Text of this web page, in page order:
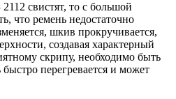
свистят, то с большой
что ремень недостаточно
шкив прокручивается,
создавая характерный
скрипу, необходимо быть
перегревается и может